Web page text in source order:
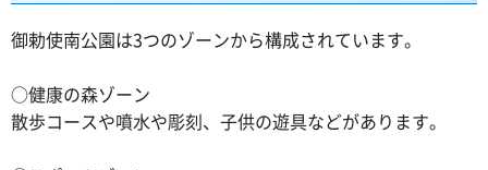
御勅使南公園は3つのゾーンから構成されています。
○健康の森ゾーン
散歩コースや噴水や彫刻、子供の遊具などがあります。